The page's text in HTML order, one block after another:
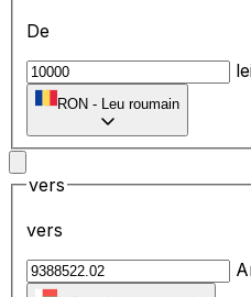
De
RON - Leu roumain
vers
vers